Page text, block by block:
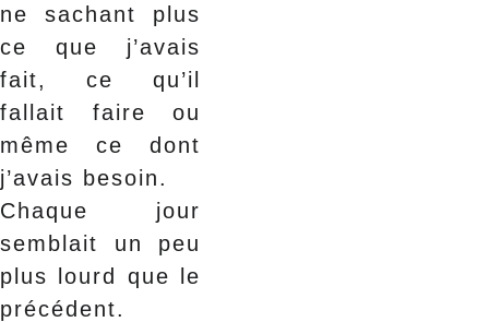
ne sachant plus
ce que j’avais
fait, ce qu’il
fallait faire ou
même ce dont
j’avais besoin.
Chaque jour
semblait un peu
plus lourd que le
précédent.